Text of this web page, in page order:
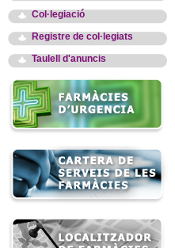
Col·legiació
Registre de col·legiats
Taulell d'anuncis